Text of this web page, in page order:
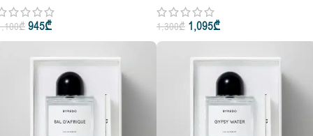
70g
₾ 945₾
• 50ml • 100ml
1,300₾ 1,095₾